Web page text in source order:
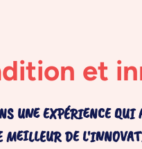
et
UNE EXPÉRIENCE
DE